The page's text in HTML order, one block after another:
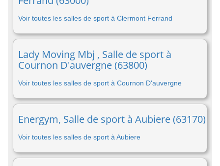
Voir toutes les salles de sport à Clermont Ferrand
Lady Moving Mbj , Salle de sport à
Cournon D'auvergne (63800)
Voir toutes les salles de sport à Cournon D'auvergne
Energym, Salle de sport à Aubiere (63170)
Voir toutes les salles de sport à Aubiere